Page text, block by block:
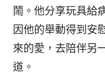
鬧。他分享玩具給
因他的舉動得到安
來的愛，去陪伴另
道。